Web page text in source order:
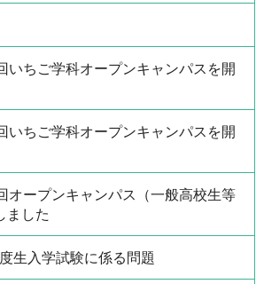
いちご学科オープンキャンパスを開
いちご学科オープンキャンパスを開
オープンキャンパス（一般高校生等
ました
生入学試験に係る問題